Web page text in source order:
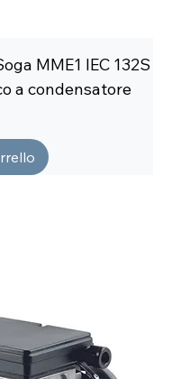
MME1 IEC 132S
a condensatore